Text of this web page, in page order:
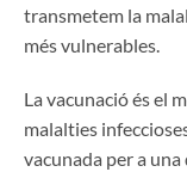
transmetem la
més vulnerables.
La vacunació és el
malalties
vacunada per a